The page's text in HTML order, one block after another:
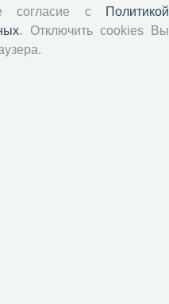
согласие с
Политикой
. Отключить cookies Вы